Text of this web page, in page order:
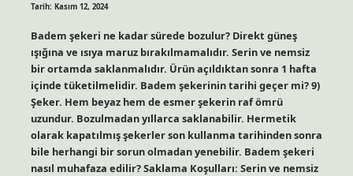
Tarih: Kasım 12, 2024
Badem şekeri ne kadar sürede bozulur? Direkt güneş
ışığına ve ısıya maruz bırakılmamalıdır. Serin ve nemsiz
bir ortamda saklanmalıdır. Ürün açıldıktan sonra 1 hafta
içinde tüketilmelidir. Badem şekerinin tarihi geçer mi? 9)
Şeker. Hem beyaz hem de esmer şekerin raf ömrü
uzundur. Bozulmadan yıllarca saklanabilir. Hermetik
olarak kapatılmış şekerler son kullanma tarihinden sonra
bile herhangi bir sorun olmadan yenebilir. Badem şekeri
nasıl muhafaza edilir? Saklama Koşulları: Serin ve nemsiz